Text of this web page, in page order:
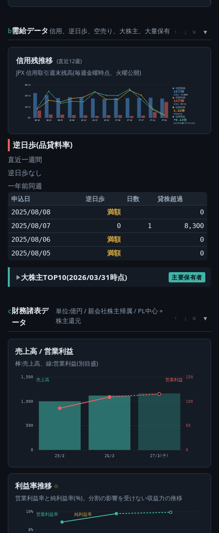
b需給データ 信用、逆日歩、空売り、大株主、大量保有 ↑ ↓ ×
信用残推移 (直近12週)
JPX 信用取引週末残高(毎週金曜時点、火曜公開)
0株
10万株
20万株
30万株
05-15 05-22 05-29 06-05 06-12 06-19 06-26 07-03 07-10 07-17 07-24 07-31
信用買残
18万株
前週比 -8,200株
信用売残
14万株
前週比 +9万株
信用倍率
1.22倍
買残÷売残
信用需給
+0.14倍
純信用残÷5日平均出来高
逆日歩(品貸料率)
直近一週間
逆日歩なし
一年前同週
申込日 逆日歩 日数 貸株超過
2025/08/08 満額
0
2025/08/07
0 1
8,300
2025/08/06
満額
0
2025/08/05
満額 0
大株主TOP10(2026/03/31時点) 主要保有者
c財務諸表デ
ータ
単位:億円 / 親会社株主帰属 / PL中心 +
株主還元
↑ ↓ ×
売上高 / 営業利益
棒:売上高、線:営業利益(別目盛)
0
500
1,000
1,500
0
50
100
150
25/3 26/3 27/3(予)
売上高 営業利益
利益率推移 ⊙
営業利益率と純利益率(%)。分割の影響を受けない収益力の推移
8%
10%
営業利益率 純利益率